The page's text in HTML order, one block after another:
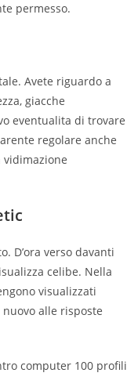
permesso.
Avete riguardo a
giacche
eventualita di trovare
regolare anche
vidimazione
D’ora verso davanti
celibe. Nella
visualizzati
alle risposte
computer 100 profili